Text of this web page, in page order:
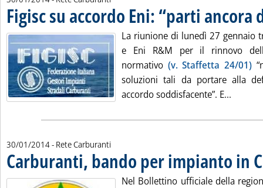
Figisc su accordo Eni: “parti ancora
La riunione di lunedì 27 gennaio
e Eni R&M per il rinnovo
normativo (v. Staffetta 24/01)
soluzioni tali da portare alla
accordo soddisfacente”. E...
30/01/2014- Rete Carburanti
Carburanti, bando per impianto in
Nel Bollettino ufficiale della